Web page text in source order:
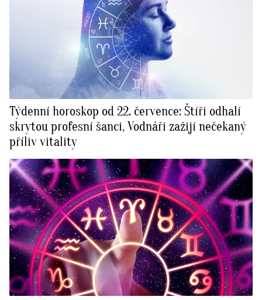
Týdenní horoskop od 22. července: Štíři odhalí
skrytou profesní šanci, Vodnáři zažijí nečekaný
příliv vitality